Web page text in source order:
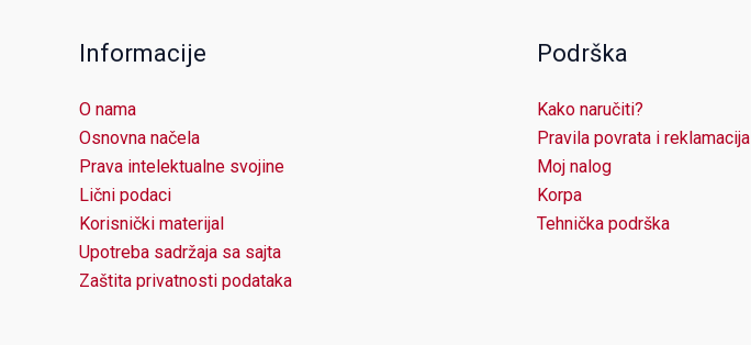
Informacije
O nama
Osnovna načela
Prava intelektualne svojine
Lični podaci
Korisnički materijal
Upotreba sadržaja sa sajta
Zaštita privatnosti podataka
Podrška
Kako naručiti?
Pravila povrata i reklamacija
Moj nalog
Korpa
Tehnička podrška